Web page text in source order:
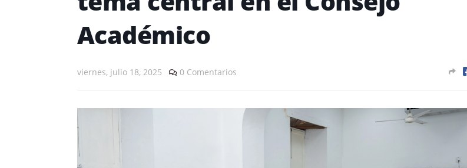
Académico
viernes, julio 18, 2025 0 Comentarios